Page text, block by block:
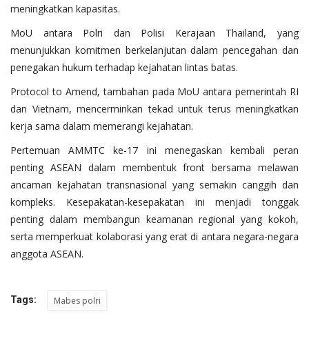
meningkatkan kapasitas.
MoU antara Polri dan Polisi Kerajaan Thailand, yang
menunjukkan komitmen berkelanjutan dalam pencegahan dan
penegakan hukum terhadap kejahatan lintas batas.
Protocol to Amend, tambahan pada MoU antara pemerintah RI
dan Vietnam, mencerminkan tekad untuk terus meningkatkan
kerja sama dalam memerangi kejahatan.
Pertemuan AMMTC ke-17 ini menegaskan kembali peran
penting ASEAN dalam membentuk front bersama melawan
ancaman kejahatan transnasional yang semakin canggih dan
kompleks. Kesepakatan-kesepakatan ini menjadi tonggak
penting dalam membangun keamanan regional yang kokoh,
serta memperkuat kolaborasi yang erat di antara negara-negara
anggota ASEAN.
Tags: Mabes polri